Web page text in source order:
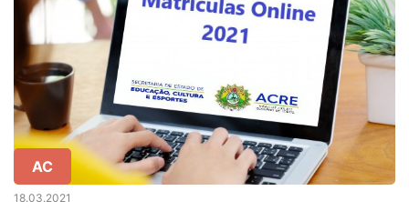
AC
18.03.2021